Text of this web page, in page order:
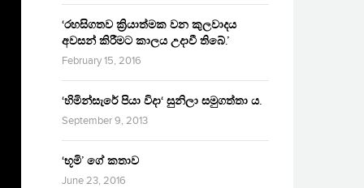
‘රහසිගතව ක්‍රියාත්මක වන කුලවාදය
අවසන් කිරීමට කාලය උදාවී තිබේ.’
February 15, 2016
‘හිමින්සැරේ පියා විදා‘ සුනිලා සමුගත්තා ය.
September 9, 2013
‘භූමි’ ගේ කතාව
June 23, 2016